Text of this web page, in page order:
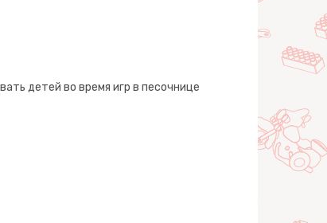
детей во время игр в песочнице